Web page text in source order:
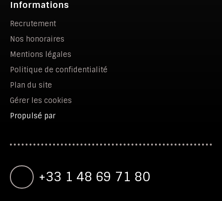
Informations
Recrutement
Nos honoraires
Mentions légales
Politique de confidentialité
Plan du site
Gérer les cookies
Propulsé par
+33 1 48 69 71 80